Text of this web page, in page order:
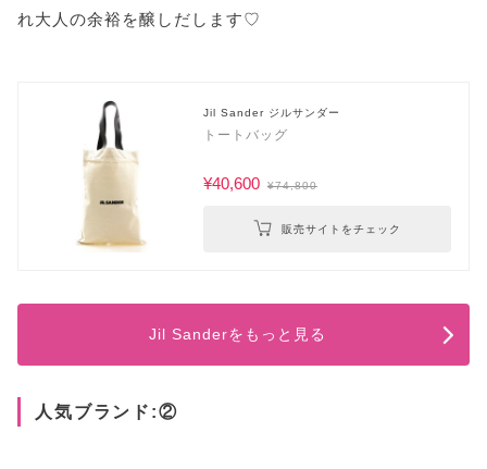
れ大人の余裕を醸しだします♡
Jil Sander ジルサンダー
トートバッグ
¥40,600 ¥74,800
販売サイトをチェック
Jil Sanderをもっと見る
人気ブランド:②